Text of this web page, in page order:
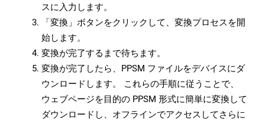
スに入力します。
「変換」ボタンをクリックして、変換プロセスを開
始します。
変換が完了するまで待ちます。
変換が完了したら、PPSM ファイルをデバイスにダ
ウンロードします。 これらの手順に従うことで、
ウェブページを目的の PPSM 形式に簡単に変換して
ダウンロードし、オフラインでアクセスしてさらに